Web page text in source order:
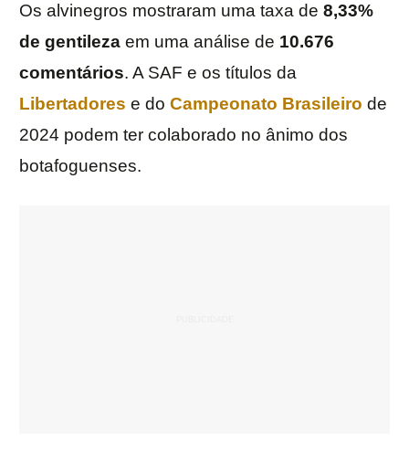
Os alvinegros mostraram uma taxa de 8,33%
de gentileza em uma análise de 10.676
comentários. A SAF e os títulos da
Libertadores e do Campeonato Brasileiro de
2024 podem ter colaborado no ânimo dos
botafoguenses.